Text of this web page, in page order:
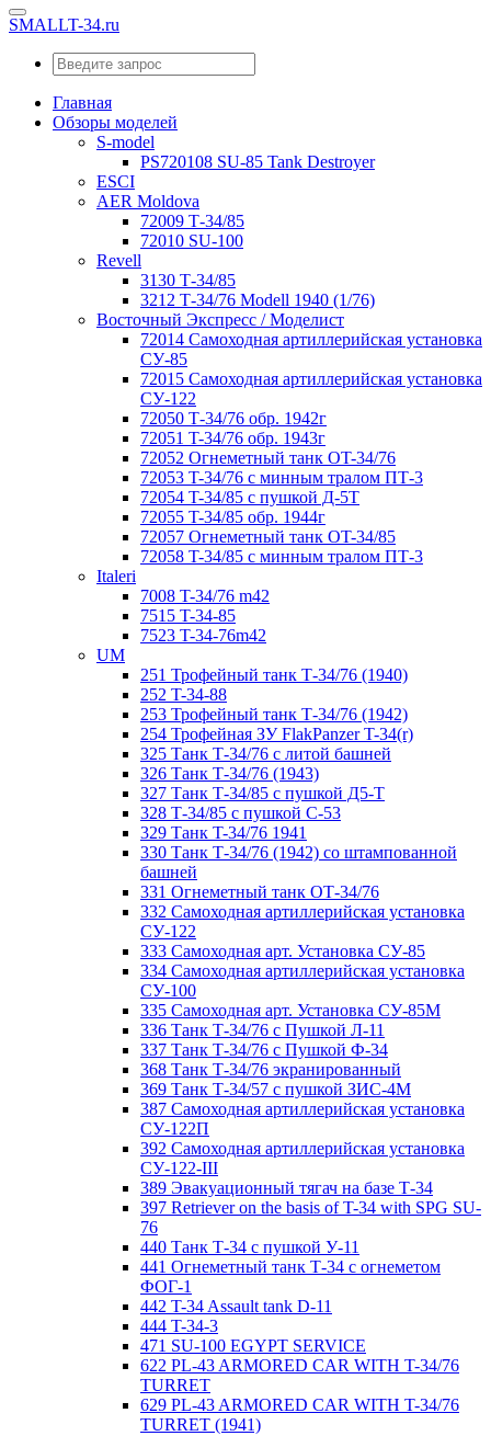
SMALLT-34.ru
Главная
Обзоры моделей
S-model
PS720108 SU-85 Tank Destroyer
ESCI
AER Moldova
72009 Т-34/85
72010 SU-100
Revell
3130 Т-34/85
3212 Т-34/76 Modell 1940 (1/76)
Восточный Экспресс / Моделист
72014 Самоходная артиллерийская установка
СУ-85
72015 Самоходная артиллерийская установка
СУ-122
72050 Т-34/76 обр. 1942г
72051 T-34/76 обр. 1943г
72052 Огнеметный танк OT-34/76
72053 T-34/76 с минным тралом ПТ-3
72054 T-34/85 с пушкой Д-5Т
72055 T-34/85 обр. 1944г
72057 Огнеметный танк ОT-34/85
72058 T-34/85 с минным тралом ПТ-3
Italeri
7008 T-34/76 m42
7515 T-34-85
7523 T-34-76m42
UM
251 Трофейный танк Т-34/76 (1940)
252 T-34-88
253 Трофейный танк Т-34/76 (1942)
254 Трофейная ЗУ FlakPanzer T-34(r)
325 Танк Т-34/76 с литой башней
326 Танк Т-34/76 (1943)
327 Танк Т-34/85 с пушкой Д5-Т
328 Т-34/85 с пушкой С-53
329 Танк T-34/76 1941
330 Танк Т-34/76 (1942) со штампованной
башней
331 Огнеметный танк ОТ-34/76
332 Самоходная артиллерийская установка
СУ-122
333 Самоходная арт. Установка СУ-85
334 Самоходная артиллерийская установка
СУ-100
335 Самоходная арт. Установка СУ-85М
336 Танк Т-34/76 с Пушкой Л-11
337 Танк Т-34/76 с Пушкой Ф-34
368 Танк Т-34/76 экранированный
369 Танк Т-34/57 с пушкой ЗИС-4М
387 Самоходная артиллерийская установка
СУ-122П
392 Самоходная артиллерийская установка
СУ-122-III
389 Эвакуационный тягач на базе Т-34
397 Retriever on the basis of T-34 with SPG SU-
76
440 Танк Т-34 с пушкой У-11
441 Огнеметный танк Т-34 с огнеметом
ФОГ-1
442 T-34 Assault tank D-11
444 T-34-3
471 SU-100 EGYPT SERVICE
622 PL-43 ARMORED CAR WITH T-34/76
TURRET
629 PL-43 ARMORED CAR WITH T-34/76
TURRET (1941)